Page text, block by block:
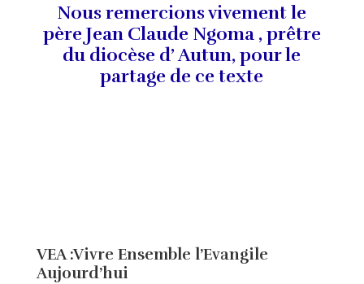
Nous remercions vivement le
père Jean Claude Ngoma , prêtre
du diocèse d’ Autun, pour le
partage de ce texte
VEA :Vivre Ensemble l’Evangile
Aujourd’hui